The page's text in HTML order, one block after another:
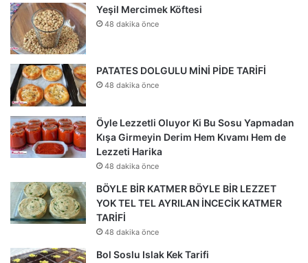
Yeşil Mercimek Köftesi
48 dakika önce
PATATES DOLGULU MİNİ PİDE TARİFİ
48 dakika önce
Öyle Lezzetli Oluyor Ki Bu Sosu Yapmadan
Kışa Girmeyin Derim Hem Kıvamı Hem de
Lezzeti Harika
48 dakika önce
BÖYLE BİR KATMER BÖYLE BİR LEZZET
YOK TEL TEL AYRILAN İNCECİK KATMER
TARİFİ
48 dakika önce
Bol Soslu Islak Kek Tarifi